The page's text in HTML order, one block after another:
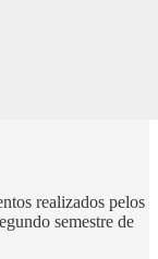
realizados pelos
semestre de